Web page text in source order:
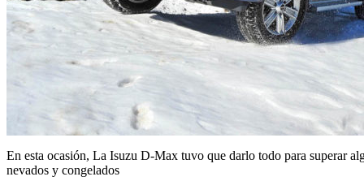
En esta ocasión, La Isuzu D-Max tuvo que darlo todo para superar
nevados y congelados